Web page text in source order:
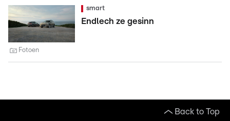
smart
Endlech ze gesinn
Fotoen
Back to Top